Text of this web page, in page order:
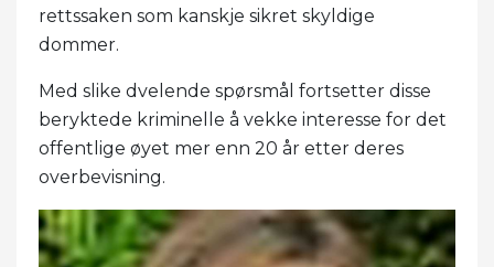
rettssaken som kanskje sikret skyldige
dommer.
Med slike dvelende spørsmål fortsetter disse
beryktede kriminelle å vekke interesse for det
offentlige øyet mer enn 20 år etter deres
overbevisning.